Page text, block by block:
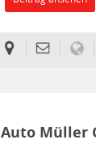
Auto Müller